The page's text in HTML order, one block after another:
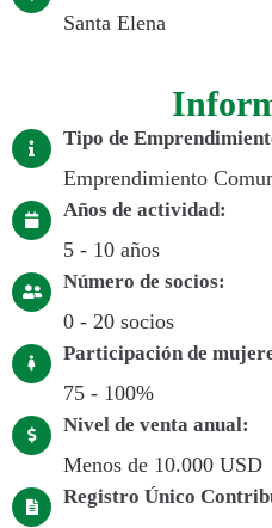
Santa Elena
Tipo de
Emprendimiento
Años de actividad:
5 - 10 años
Número de socios:
0 - 20 socios
Participación de
75 - 100%
Nivel de venta anual:
Menos de 10.000 USD
Registro Único